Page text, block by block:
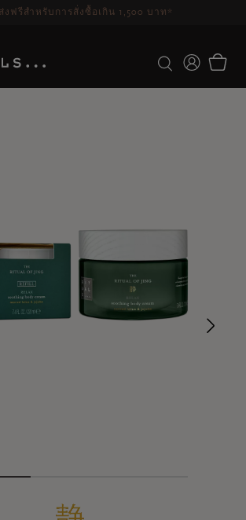
เวลาจัดส่ง 3-5 วันทำการ ดูเพิ่มเติม